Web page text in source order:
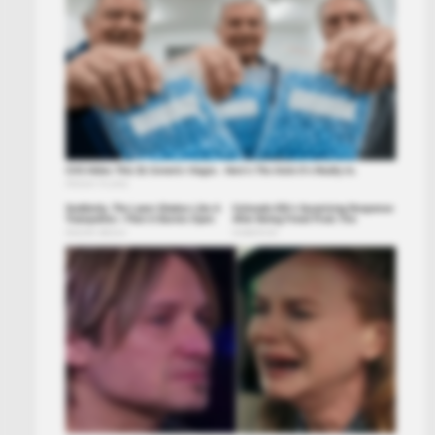
Hollywood's Inaccurate Portrayal of Reality - Take a Look
BRAINBERRIES
Remember These
Defined A Generation
BRAINBERRIES
A Rihanna Museum Is Probably
BRAINBERRIES
Her Story Isn't What You Think—You''ll
Be Surprised
Take A Look At Demi Moore's Most Iconic And Provocative
Roles